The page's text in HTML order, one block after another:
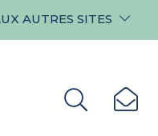
AUTRES SITES